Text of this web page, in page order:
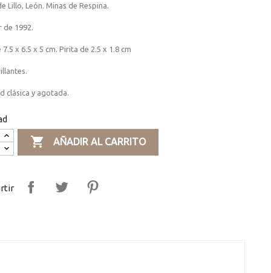
Lillo, León. Minas de Respina.
de 1992.
7.5 x 6.5 x 5 cm. Pirita de 2.5 x 1.8 cm
clásica y agotada.
 AÑADIR AL CARRITO